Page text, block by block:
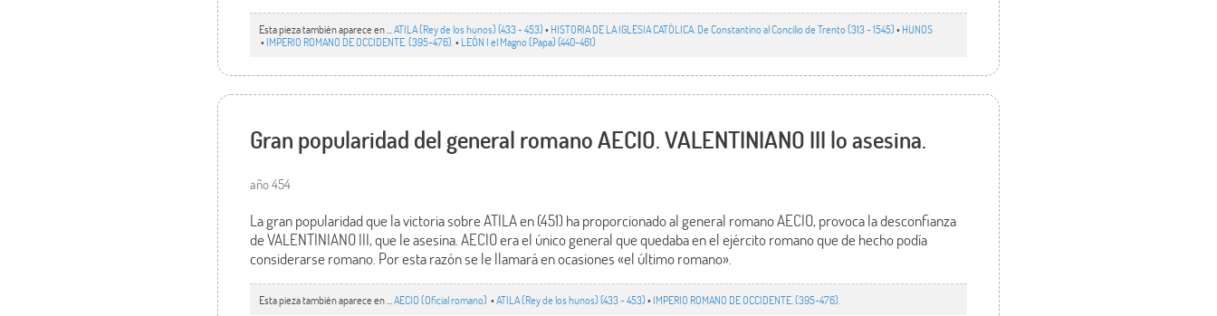
Esta pieza también aparece en ...ATILA (Rey de los hunos) (433 - 453)• HISTORIA DE LA IGLESIA CATÓLICA. De Constantino al Concilio de Trento (313 - 1545)• HUNOS
• IMPERIO ROMANO DE OCCIDENTE. (395-476).• LEÓN I el Magno (Papa) (440-461)
Gran popularidad del general romano AECIO. VALENTINIANO III lo asesina.
año 454
La gran popularidad que la victoria sobre ATILA en (451) ha proporcionado al general romano AECIO, provoca la desconfianza
de VALENTINIANO III, que le asesina. AECIO era el único general que quedaba en el ejército romano que de hecho podía
considerarse romano. Por esta razón se le llamará en ocasiones «el último romano».
Esta pieza también aparece en ...AECIO (Oficial romano) •ATILA (Rey de los hunos) (433 - 453)• IMPERIO ROMANO DE OCCIDENTE. (395-476).